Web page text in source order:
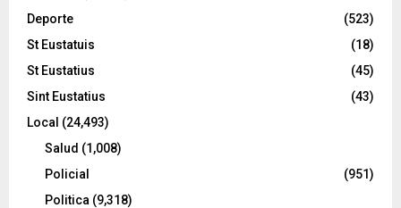
Deporte
(523)
St Eustatuis
(18)
St Eustatius
(45)
Sint Eustatius
(43)
Local (24,493)
Salud (1,008)
Policial
(951)
Politica (9,318)